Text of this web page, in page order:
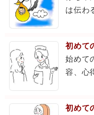
は伝わ
初めて
始めて
容、心
初めて